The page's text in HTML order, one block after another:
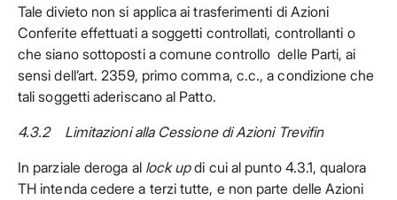
Tale divieto non si applica ai trasferimenti di Azioni
Conferite effettuati a soggetti controllati, controllanti o
che siano sottoposti a comune controllo delle Parti, ai
sensi dell’art. 2359, primo comma, c.c., a condizione che
tali soggetti aderiscano al Patto.
4.3.2
Limitazioni alla Cessione di Azioni Trevifin
In parziale deroga al lock updi cui al punto 4.3.1, qualora
TH intenda cedere a terzi tutte, e non parte delle Azioni